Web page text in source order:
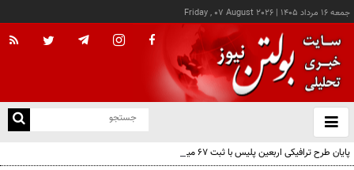
جمعه ۱۶ مرداد ۱۴۰۵ |
Friday , 07 August 2026
باز
و
پایان طرح ترافیکی اربعین پلیس با ثبت ۶۷ میلیون تردد